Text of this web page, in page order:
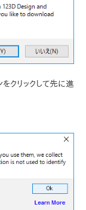
クリックして先に進